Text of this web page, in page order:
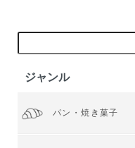
ジャンル
パン・焼き菓子